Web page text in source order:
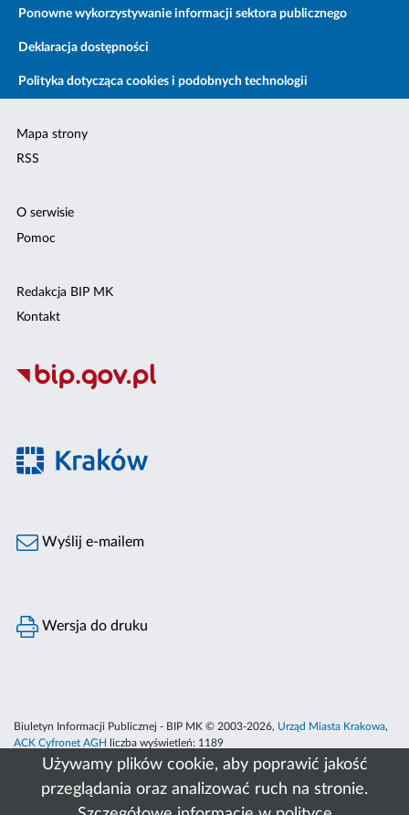
Używamy plików cookie, aby poprawić jakość
przeglądania oraz analizować ruch na stronie.
Ponowne wykorzystywanie informacji sektora publicznego
Deklaracja dostępności
Polityka dotycząca cookies i podobnych technologii
Mapa strony
RSS
O serwisie
Pomoc
Redakcja BIP MK
Kontakt
Wyślij e-mailem
Wersja do druku
Biuletyn Informacji Publicznej - BIP MK © 2003-2026, Urząd Miasta Krakowa,
ACK Cyfronet AGH liczba wyświetleń: 1189